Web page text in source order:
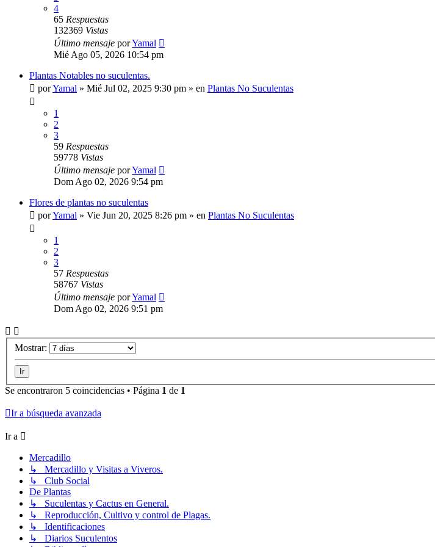
4
65 Respuestas
132369 Vistas
Último mensaje porYamal
Mié Ago 05, 2026 10:54 pm
Plantas Notables no suculentas.
porYamal » Mié Jul 02, 2025 9:30 pm » en Plantas No Suculentas
1
2
3
59 Respuestas
59778 Vistas
Último mensaje porYamal
Dom Ago 02, 2026 9:54 pm
Flores de plantas no suculentas
porYamal » Vie Jun 20, 2025 8:26 pm » en Plantas No Suculentas
1
2
3
57 Respuestas
58767 Vistas
Último mensaje porYamal
Dom Ago 02, 2026 9:51 pm
Mostrar:
Se encontraron 5 coincidencias • Página 1 de 1
Ir a búsqueda avanzada
Ir a
Mercadillo
↳ Mercadillo y Visitas a Viveros.
↳ Club Social
De Plantas
↳ Suculentas y Cactus en General.
↳ Reproducción, Cultivo y control de Plagas.
↳ Identificaciones
↳ Diarios Suculentos